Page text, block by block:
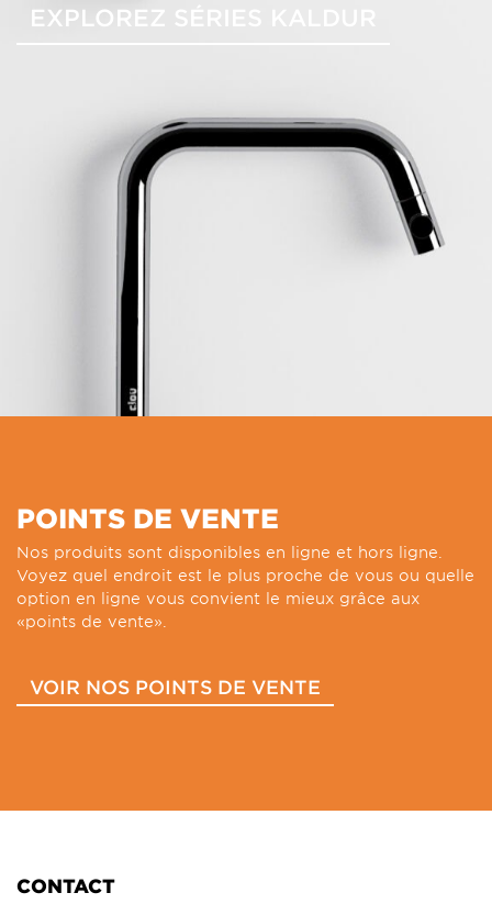
EXPLOREZ SÉRIES KALDUR
POINTS DE VENTE
Nos produits sont disponibles en ligne et hors ligne.
Voyez quel endroit est le plus proche de vous ou quelle
option en ligne vous convient le mieux grâce aux
«points de vente».
VOIR NOS POINTS DE VENTE
CONTACT